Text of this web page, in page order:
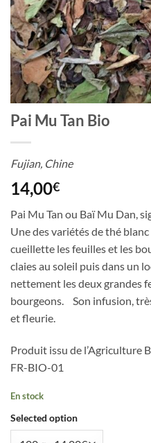
Pai Mu Tan Bio
Fujian, Chine
14,00€
Pai Mu Tan ou Baï Mu Dan,
Une des variétés de thé
cueillette les feuilles et les
claies au soleil puis dans un
nettement les deux grandes
bourgeons. Son infusion,
et fleurie.
Produit issu de l’Agriculture
FR-BIO-01
En stock
Selected option